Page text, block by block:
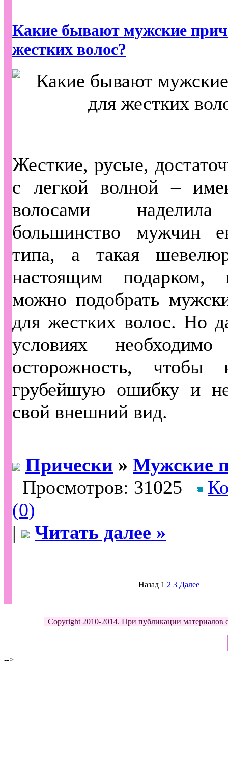
Какие бывают мужские
жестких волос?
Жесткие, русые,
с легкой волной –
волосами
большинство мужчин
типа, а такая
настоящим подарком,
можно подобрать
для жестких волос. Но
условиях необходимо
осторожность, чтобы
грубейшую ошибку и
свой внешний вид.
Прически » Мужские
Просмотров: 31025
(0)
|
Читать далее »
Назад 1 2 3 Далее
Copyright 2010-2014. При публикации материалов
-->